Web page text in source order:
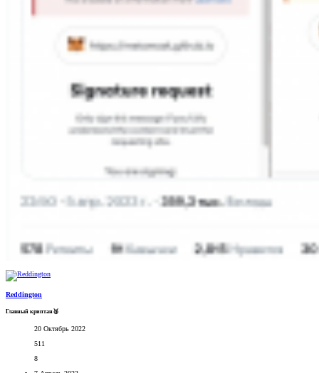
Reddington
Главный криптан🥉
20 Октябрь 2022
511
8